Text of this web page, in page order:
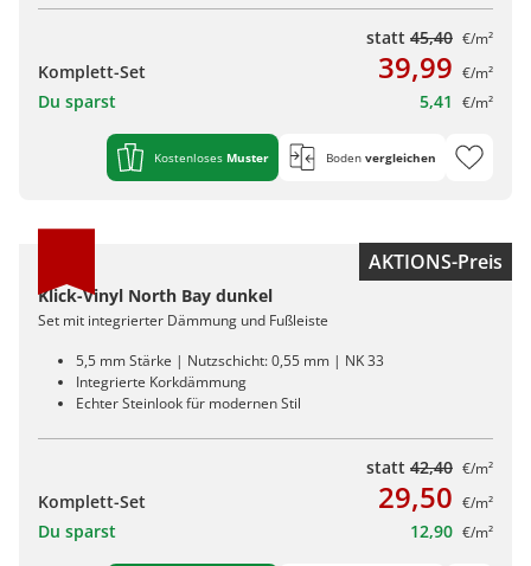
statt 45,40 €/m²
Komplett-Set 39,99 €/m²
Du sparst 5,41 €/m²
Kostenloses Muster Boden vergleichen
AKTIONS-Preis
Klick-Vinyl North Bay dunkel
Set mit integrierter Dämmung und Fußleiste
5,5 mm Stärke | Nutzschicht: 0,55 mm | NK 33
Integrierte Korkdämmung
Echter Steinlook für modernen Stil
statt 42,40 €/m²
Komplett-Set 29,50 €/m²
Du sparst 12,90 €/m²